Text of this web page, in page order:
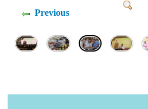
Previous